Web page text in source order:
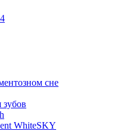
сне
WhiteSKY